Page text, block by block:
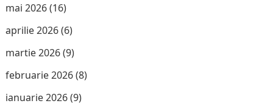
mai 2026(16)
aprilie 2026(6)
martie 2026(9)
februarie 2026(8)
ianuarie 2026(9)